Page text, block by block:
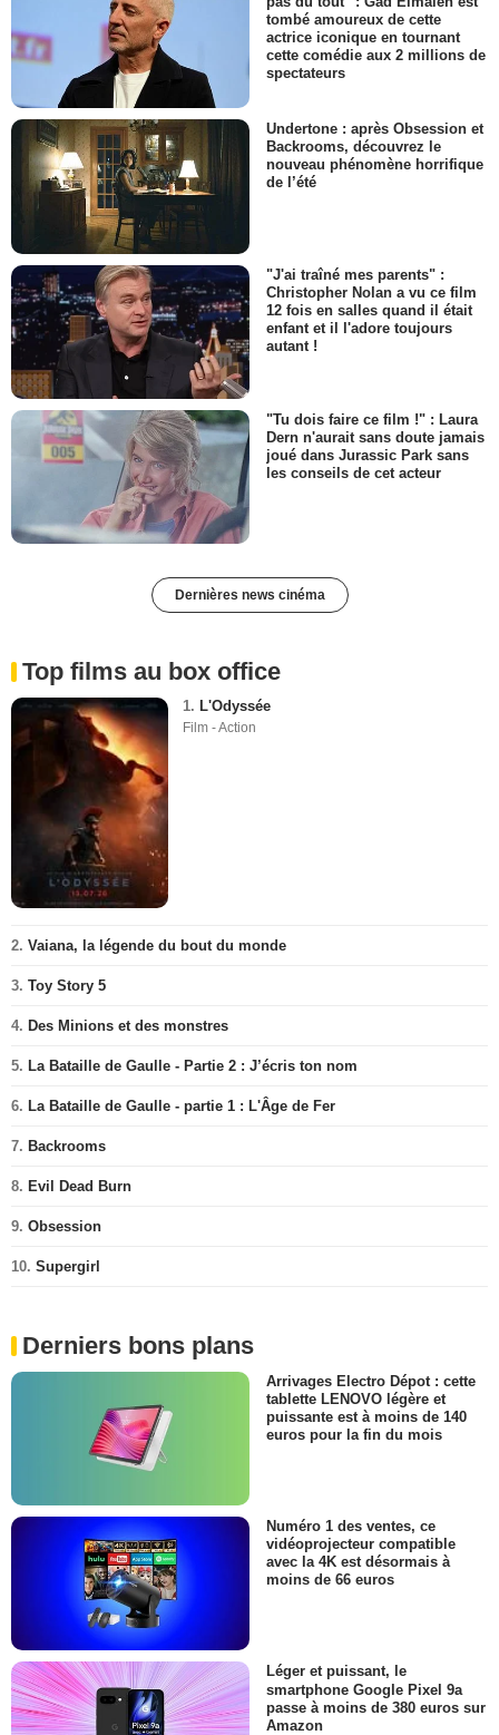
tombé amoureux de cette
actrice iconique en tournant
cette comédie aux 2 millions de
spectateurs
Undertone : après Obsession et
Backrooms, découvrez le
nouveau phénomène horrifique
de l’été
"J'ai traîné mes parents" :
Christopher Nolan a vu ce film
12 fois en salles quand il était
enfant et il l'adore toujours
autant !
"Tu dois faire ce film !" : Laura
Dern n'aurait sans doute jamais
joué dans Jurassic Park sans
les conseils de cet acteur
Dernières news cinéma
Top films au box office
1. L'Odyssée
Film - Action
2. Vaiana, la légende du bout du monde
3. Toy Story 5
4. Des Minions et des monstres
5. La Bataille de Gaulle - Partie 2 : J’écris ton nom
6. La Bataille de Gaulle - partie 1 : L'Âge de Fer
7. Backrooms
8. Evil Dead Burn
9. Obsession
10. Supergirl
Derniers bons plans
Arrivages Electro Dépot : cette
tablette LENOVO légère et
puissante est à moins de 140
euros pour la fin du mois
Numéro 1 des ventes, ce
vidéoprojecteur compatible
avec la 4K est désormais à
moins de 66 euros
Léger et puissant, le
smartphone Google Pixel 9a
passe à moins de 380 euros sur
Amazon